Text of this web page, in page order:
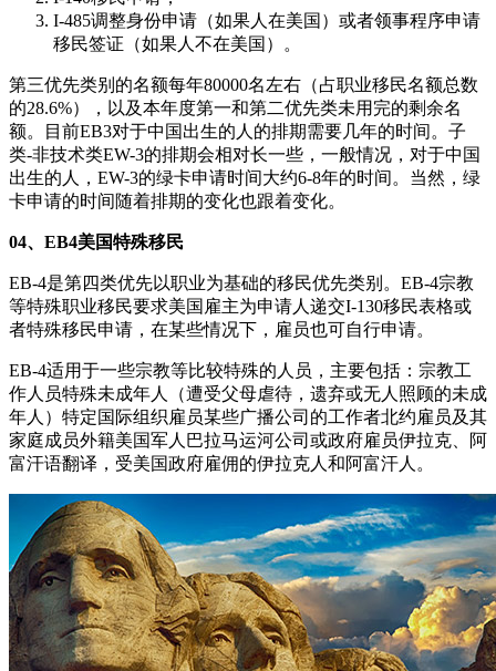
I-485调整身份申请（如果人在美国）或者领事程序申请
移民签证（如果人不在美国）。
第三优先类别的名额每年80000名左右（占职业移民名额总数
的28.6%），以及本年度第一和第二优先类未用完的剩余名
额。目前EB3对于中国出生的人的排期需要几年的时间。子
类-非技术类EW-3的排期会相对长一些，一般情况，对于中国
出生的人，EW-3的绿卡申请时间大约6-8年的时间。当然，绿
卡申请的时间随着排期的变化也跟着变化。
04、EB4美国特殊移民
EB-4是第四类优先以职业为基础的移民优先类别。EB-4宗教
等特殊职业移民要求美国雇主为申请人递交I-130移民表格或
者特殊移民申请，在某些情况下，雇员也可自行申请。
EB-4适用于一些宗教等比较特殊的人员，主要包括：宗教工
作人员特殊未成年人（遭受父母虐待，遗弃或无人照顾的未成
年人）特定国际组织雇员某些广播公司的工作者北约雇员及其
家庭成员外籍美国军人巴拉马运河公司或政府雇员伊拉克、阿
富汗语翻译，受美国政府雇佣的伊拉克人和阿富汗人。